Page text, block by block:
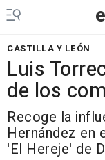
CASTILLA Y LEÓN
Luis
de los
Recoge la
Hernández en
'El Hereje' de